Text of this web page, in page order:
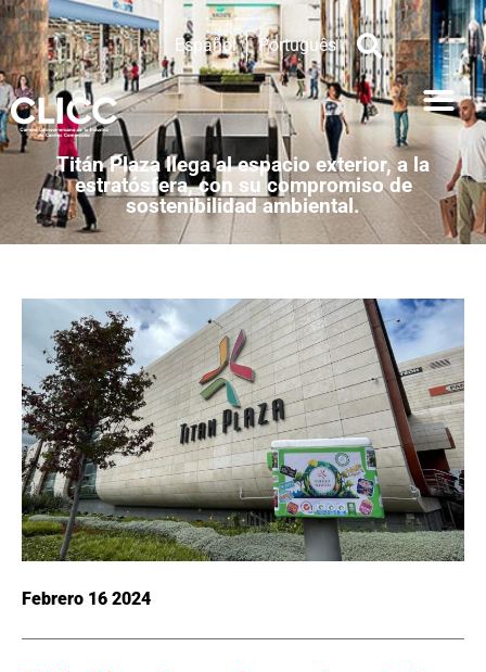
Español Português
Titán Plaza llega al espacio exterior, a la
estratósfera, con su compromiso de
sostenibilidad ambiental.
Febrero 16 2024